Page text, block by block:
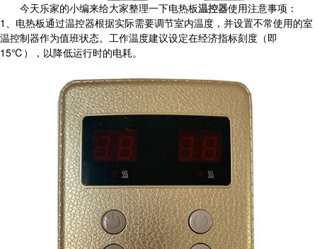
今天乐家的小编来给大家整理一下电热板温控器使用注意事项：
1、电热板通过温控器根据实际需要调节室内温度，并设置不常使用的室
温控制器作为值班状态。工作温度建议设定在经济指标刻度（即
15℃），以降低运行时的电耗。